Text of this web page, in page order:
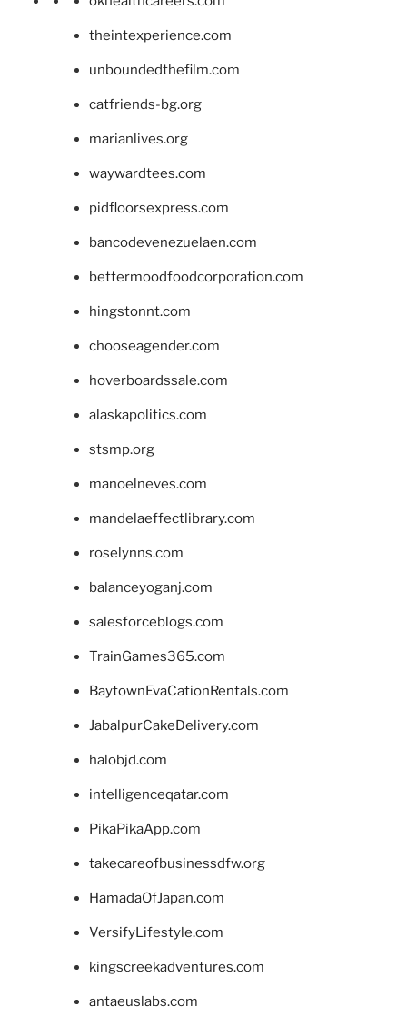
theintexperience.com
unboundedthefilm.com
catfriends-bg.org
marianlives.org
waywardtees.com
pidfloorsexpress.com
bancodevenezuelaen.com
bettermoodfoodcorporation.com
hingstonnt.com
chooseagender.com
hoverboardssale.com
alaskapolitics.com
stsmp.org
manoelneves.com
mandelaeffectlibrary.com
roselynns.com
balanceyoganj.com
salesforceblogs.com
TrainGames365.com
BaytownEvaCationRentals.com
JabalpurCakeDelivery.com
halobjd.com
intelligenceqatar.com
PikaPikaApp.com
takecareofbusinessdfw.org
HamadaOfJapan.com
VersifyLifestyle.com
kingscreekadventures.com
antaeuslabs.com